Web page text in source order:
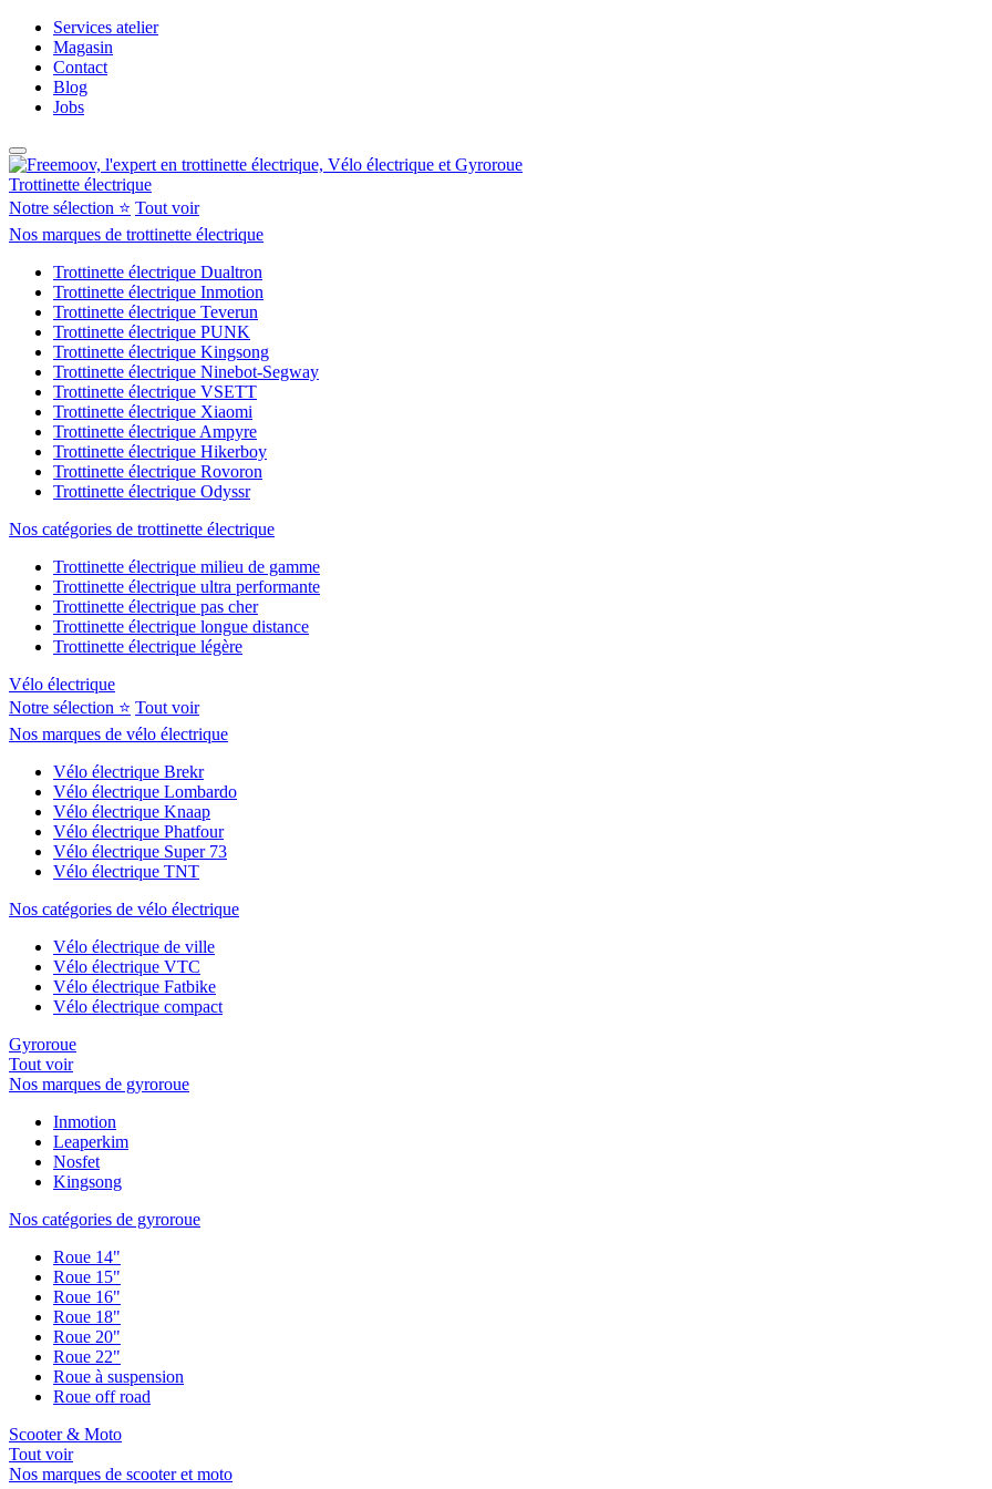
Services atelier
Magasin
Contact
Blog
Jobs
Trottinette électrique
Notre sélection ⭐ Tout voir
Nos marques de trottinette électrique
Trottinette électrique Dualtron
Trottinette électrique Inmotion
Trottinette électrique Teverun
Trottinette électrique PUNK
Trottinette électrique Kingsong
Trottinette électrique Ninebot-Segway
Trottinette électrique VSETT
Trottinette électrique Xiaomi
Trottinette électrique Ampyre
Trottinette électrique Hikerboy
Trottinette électrique Rovoron
Trottinette électrique Odyssr
Nos catégories de trottinette électrique
Trottinette électrique milieu de gamme
Trottinette électrique ultra performante
Trottinette électrique pas cher
Trottinette électrique longue distance
Trottinette électrique légère
Vélo électrique
Notre sélection ⭐ Tout voir
Nos marques de vélo électrique
Vélo électrique Brekr
Vélo électrique Lombardo
Vélo électrique Knaap
Vélo électrique Phatfour
Vélo électrique Super 73
Vélo électrique TNT
Nos catégories de vélo électrique
Vélo électrique de ville
Vélo électrique VTC
Vélo électrique Fatbike
Vélo électrique compact
Gyroroue
Tout voir
Nos marques de gyroroue
Inmotion
Leaperkim
Nosfet
Kingsong
Nos catégories de gyroroue
Roue 14"
Roue 15"
Roue 16"
Roue 18"
Roue 20"
Roue 22"
Roue à suspension
Roue off road
Scooter & Moto
Tout voir
Nos marques de scooter et moto